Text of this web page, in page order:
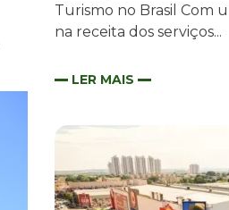
Turismo no Brasil Com
na receita dos serviços...
LER MAIS